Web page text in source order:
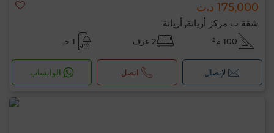
175,000 د.ت
شقة ب مركز أريانة, أريانة
100 م² 2 غرف 1 حـ
لإتصال اتصل الواتساب